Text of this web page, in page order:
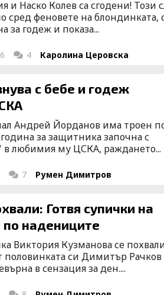
и Наско Колев са сгодени! Този
сред феновете на блондинката,
за годеж и показа...
4 Каролина Церовска
с бебе и годеж
Андрей Йорданов има троен
за защитника започна с
в любимия му ЦСКА, раждането...
7 Румен Димитров
Готвя супички на
по надениците
Виктория Кузманова се
половинката си Димитър Рачков
в сензация за ден....